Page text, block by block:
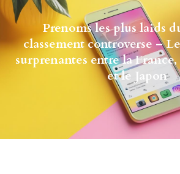
Prenoms les plus laids
classement controverse –
surprenantes entre la
et le Japon